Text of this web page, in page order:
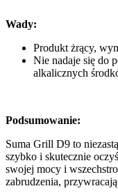
Wady:
Produkt żrący,
Nie nadaje się do
alkalicznych
Podsumowanie:
Suma Grill D9 to
szybko i skutecznie
swojej mocy i
zabrudzenia,